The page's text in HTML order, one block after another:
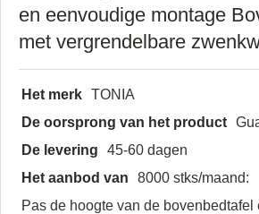
en eenvoudige montage
met vergrendelbare
Het merk TONIA
De oorsprong van het product
De levering
45-60 dagen
Het aanbod van
8000 stks/maand:
Pas de hoogte van de